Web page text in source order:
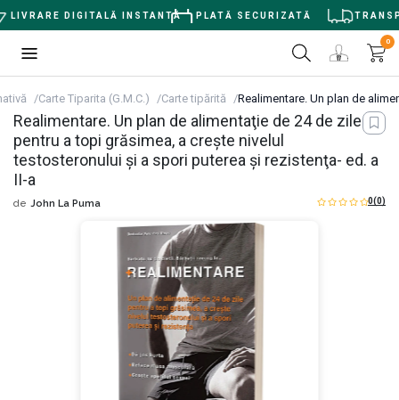
LIVRARE DIGITALĂ INSTANTĂ PLATĂ SECURIZATĂ
0
Carte Tiparita (G.M.C.) Carte tipărită Realimentare. Un plan de
Realimentare. Un plan de alimentaţie de 24 de zile
pentru a topi grăsimea, a creşte nivelul
testosteronului şi a spori puterea şi rezistenţa- ed. a
II-a
de John La Puma 0(0)